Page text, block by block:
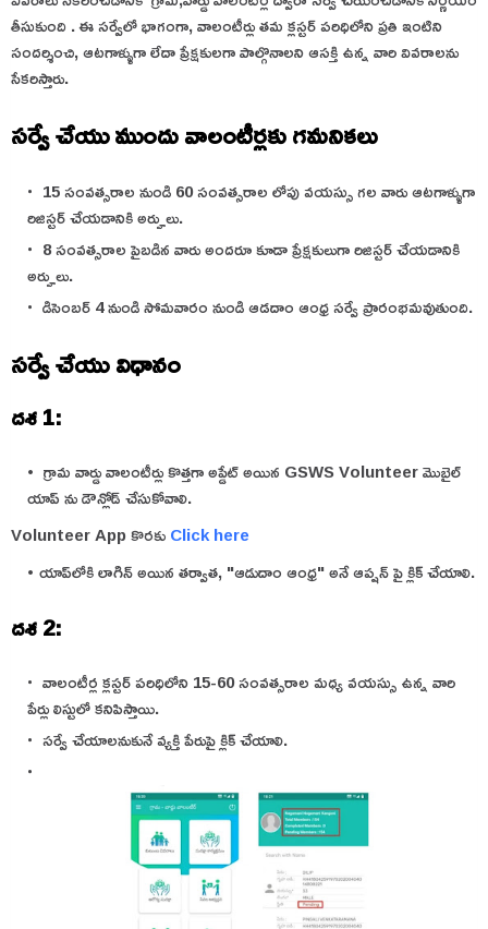
తీసుకుంది . ఈ సర్వేలో భాగంగా, వాలంటీర్లు తమ క్లస్టర్ పరిధిలోని ప్రతి ఇంటిని
సందర్శించి, ఆటగాళ్ళుగా లేదా ప్రేక్షకులగా పాల్గొనాలని ఆసక్తి ఉన్న వారి వివరాలను
సేకరిస్తారు.
సర్వే చేయు ముందు వాలంటీర్లకు గమనికలు
15 సంవత్సరాల నుండి 60 సంవత్సరాల లోపు వయస్సు గల వారు ఆటగాళ్ళుగా
రిజిస్టర్ చేయడానికి అర్హులు.
8 సంవత్సరాల పైబడిన వారు అందరూ కూడా ప్రేక్షకులుగా రిజిస్టర్ చేయడానికి
అర్హులు.
డిసెంబర్ 4 నుండి సోమవారం నుండి ఆడదాం ఆంధ్ర సర్వే ప్రారంభమవుతుంది.
సర్వే చేయు విధానం
దశ 1:
గ్రామ వార్డు వాలంటీర్లు కొత్తగా అప్డేట్ అయిన GSWS Volunteer మొబైల్
యాప్ ను డౌన్లోడ్ చేసుకోవాలి.
Volunteer App కొరకుClick here
యాప్‌లోకి లాగిన్ అయిన తర్వాత, "ఆడుదాం ఆంధ్ర" అనే ఆప్షన్ పై క్లిక్ చేయాలి.
దశ 2:
వాలంటీర్ల క్లస్టర్ పరిధిలోని 15-60 సంవత్సరాల మధ్య వయస్సు ఉన్న వారి
పేర్లు లిస్టులో కనిపిస్తాయి.
సర్వే చేయాలనుకునే వ్యక్తి పేరుపై క్లిక్ చేయాలి.